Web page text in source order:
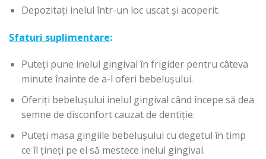
Depozitați inelul într-un loc uscat și acoperit.
Sfaturi suplimentare:
Puteți pune inelul gingival în frigider pentru câteva
minute înainte de a-l oferi bebelușului.
Oferiți bebelușului inelul gingival când începe să dea
semne de disconfort cauzat de dentiție.
Puteți masa gingiile bebelușului cu degetul în timp
ce îl țineți pe el să mestece inelul gingival.